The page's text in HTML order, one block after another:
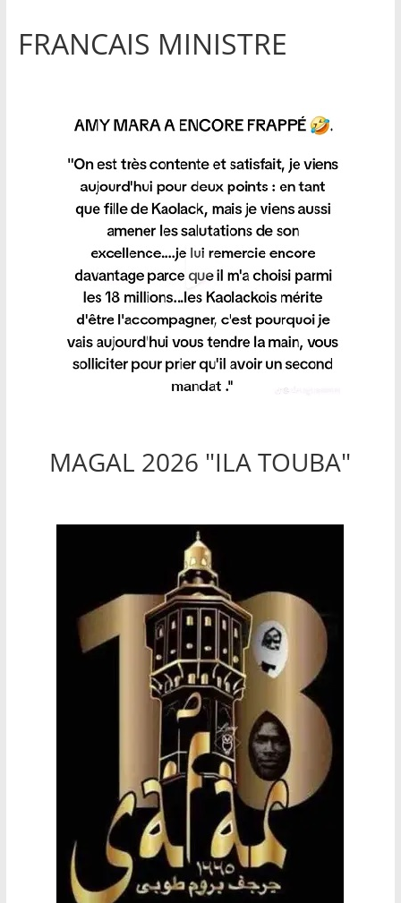
FRANCAIS MINISTRE
MAGAL 2026 "ILA TOUBA"